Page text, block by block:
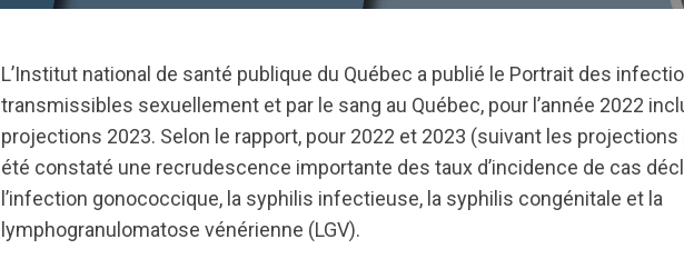
L’Institut national de santé publique du Québec a publié le Portrait des
transmissibles sexuellement et par le sang au Québec, pour l’année 2022
projections 2023. Selon le rapport, pour 2022 et 2023 (suivant les projections
été constaté une recrudescence importante des taux d’incidence de cas
l’infection gonococcique, la syphilis infectieuse, la syphilis congénitale et la
lymphogranulomatose vénérienne (LGV).